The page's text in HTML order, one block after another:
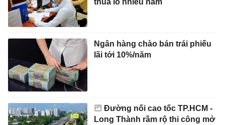
Ngân hàng chào bán trái phiếu
lãi tới 10%/năm
Đường nối cao tốc TP.HCM -
Long Thành rầm rộ thi công mở